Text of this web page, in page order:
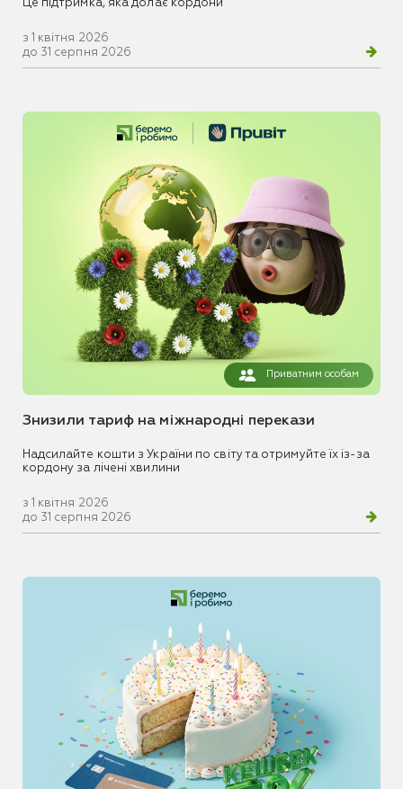
Це підтримка, яка долає кордони
з 1 квітня 2026
до 31 серпня 2026
Приватним особам
Знизили тариф на міжнародні перекази
Надсилайте кошти з України по світу та отримуйте їх із-за
кордону за лічені хвилини
з 1 квітня 2026
до 31 серпня 2026